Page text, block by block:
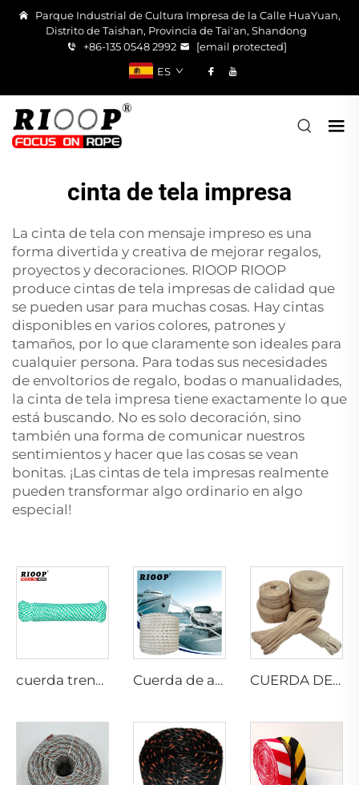
Parque Industrial de Cultura Impresa de la Calle HuaYuan,
Distrito de Taishan, Provincia de Tai'an, Shandong
+86-135 0548 2992
[email protected]
ES
cinta de tela impresa
La cinta de tela con mensaje impreso es una
forma divertida y creativa de mejorar regalos,
proyectos y decoraciones. RIOOP RIOOP
produce cintas de tela impresas de calidad que
se pueden usar para muchas cosas. Hay cintas
disponibles en varios colores, patrones y
tamaños, por lo que claramente son ideales para
cualquier persona. Para todas sus necesidades
de envoltorios de regalo, bodas o manualidades,
la cinta de tela impresa tiene exactamente lo que
está buscando. No es solo decoración, sino
también una forma de comunicar nuestros
sentimientos y hacer que las cosas se vean
bonitas. ¡Las cintas de tela impresas realmente
pueden transformar algo ordinario en algo
especial!
cuerda trenzada de 8 hilos Cuerda de amarre de 8 hilos de poliéster CUERDA DE SISAL TRENZADA